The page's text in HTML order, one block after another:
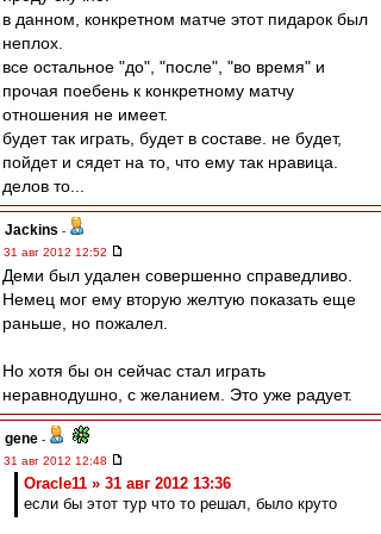
в данном, конкретном матче этот пидарок был
неплох.
все остальное "до", "после", "во время" и
прочая поебень к конкретному матчу
отношения не имеет.
будет так играть, будет в составе. не будет,
пойдет и сядет на то, что ему так нравица.
делов то...
Jackins -
31 авг 2012 12:52
Деми был удален совершенно справедливо.
Немец мог ему вторую желтую показать еще
раньше, но пожалел.
Но хотя бы он сейчас стал играть
неравнодушно, с желанием. Это уже радует.
gene -
31 авг 2012 12:48
Oracle11 » 31 авг 2012 13:36
если бы этот тур что то решал, было круто